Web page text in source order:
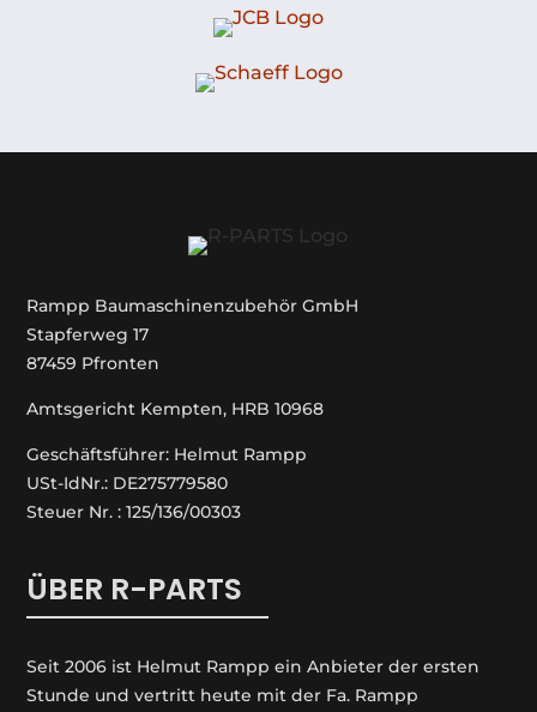
Rampp Baumaschinenzubehör GmbH
Stapferweg 17
87459 Pfronten
Amtsgericht Kempten, HRB 10968
Geschäftsführer: Helmut Rampp
USt-IdNr.: DE275779580
Steuer Nr. : 125/136/00303
ÜBER R-PARTS
Seit 2006 ist Helmut Rampp ein An­bieter der ersten
Stunde und vertritt heute mit der Fa. Rampp